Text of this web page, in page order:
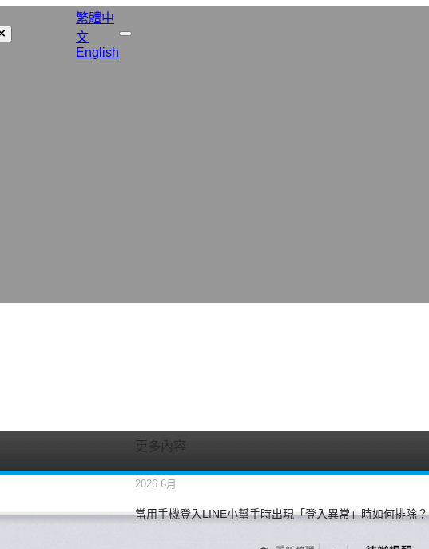
繁體中
文
English
更多內容
2026 6月
當用手機登入LINE小幫手時出現「登入異常」時如何排除？